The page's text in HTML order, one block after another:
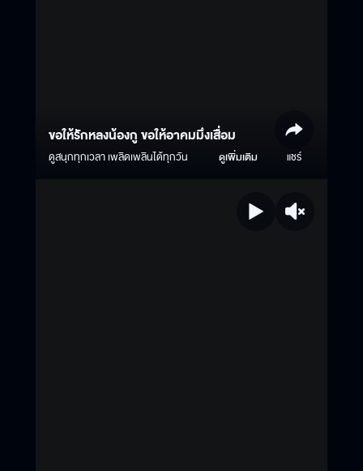
ขอให้รักหลงน้องกู ขอให้อาคมมึงเสื่อม
ดูสนุกทุกเวลา เพลิดเพลินได้ทุกวัน ดูเพิ่มเติม แชร์